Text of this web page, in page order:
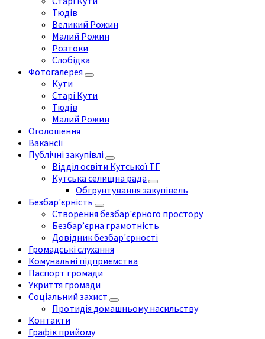
Тюдів
Великий Рожин
Малий Рожин
Розтоки
Слобідка
Фотогалерея
Кути
Старі Кути
Тюдів
Малий Рожин
Оголошення
Вакансії
Публічні закупівлі
Відділ освіти Кутської ТГ
Кутська селищна рада
Обгрунтування закупівель
Безбар'єрність
Створення безбар'єрного простору
Безбар’єрна грамотність
Довідник безбар'єрності
Громадські слухання
Комунальні підприємства
Паспорт громади
Укриття громади
Соціальний захист
Протидія домашньому насильству
Контакти
Графік прийому